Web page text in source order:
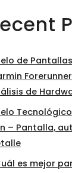
de
de
– Pantalla,
es mejor